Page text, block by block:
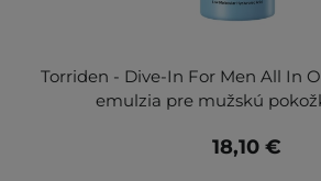
Torriden - Dive-In For Men All In
emulzia pre mužskú
18,10 €